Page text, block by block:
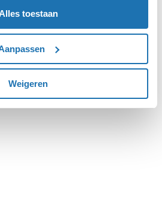
toestaan
Weigeren